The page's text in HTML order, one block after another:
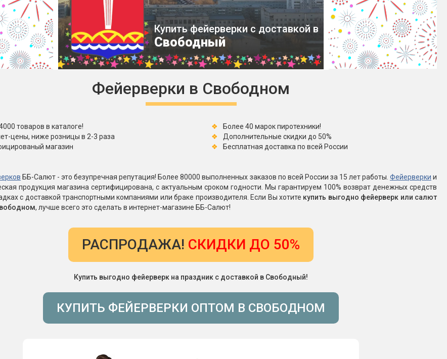
и огонь
огня
Маленькие хлопушки
Пневмохлопушки
Пружинные хлопушки
Бенгальские огни
Бенгальские огни большие
Фонтаны в торт (холодные)
Фонтаны сценические (холодные)
Ракеты
Фестивальные шары
Фонтаны в торт (холодные)
Конфетти, серпантин
Небесные фонарики
Оборудование для
спецэффектов
Елочные гирлянды
Фейерверк-шоу
Купить фейерверки с доставкой в
Свободный
Фейерверки в Свободном
товаров в каталоге!
Более 40 марок пиротехники!
цены, ниже розницы в 2-3 раза
Дополнительные скидки до 50%
магазин
Бесплатная доставка по всей России
ББ-Салют - это безупречная репутация! Более 80000 выполненных заказов по всей России за 15 лет работы. Фейерверки и
продукция магазина сертифицирована, с актуальным сроком годности. Мы гарантируем 100% возврат денежных средств
с доставкой транспортными компаниями или браке производителя. Если Вы хотите купить выгодно фейерверк или салют
, лучше всего это сделать в интернет-магазине ББ-Салют!
РАСПРОДАЖА! СКИДКИ ДО 50%
Купить выгодно фейерверк на праздник с доставкой в Свободный!
КУПИТЬ ФЕЙЕРВЕРКИ ОПТОМ В СВОБОДНОМ